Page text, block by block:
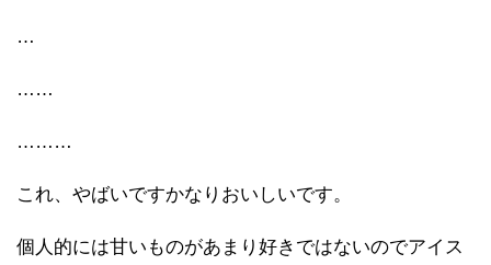
…
……
………
これ、やばいですかなりおいしいです。
個人的には甘いものがあまり好きではないのでアイス